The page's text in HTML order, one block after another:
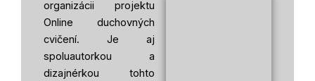
organizácii projektu
Online duchovných
cvičení. Je aj
spoluautorkou a
dizajnérkou tohto